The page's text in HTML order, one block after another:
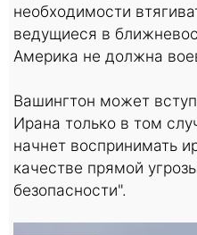
необходимости
ведущиеся в
Америка не должна
Вашингтон может
Ирана только в том
начнет воспринимать
качестве прямой
безопасности".